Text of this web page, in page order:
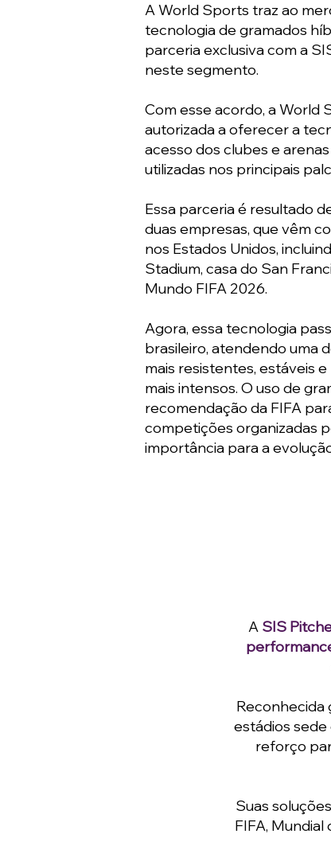
A World Sports traz ao
tecnologia de gramados
parceria exclusiva com a
neste segmento.
Com esse acordo, a World
autorizada a oferecer a
acesso dos clubes e
utilizadas nos principais
Essa parceria é resultado
duas empresas, que vêm
nos Estados Unidos,
Stadium, casa do San
Mundo FIFA 2026.
Agora, essa tecnologia
brasileiro, atendendo uma
mais resistentes, estáveis
mais intensos. O uso de
recomendação da FIFA
competições organizadas
importância para a
A SIS
Reconhecida
estádios
reforço
Suas
FIFA, Mundial